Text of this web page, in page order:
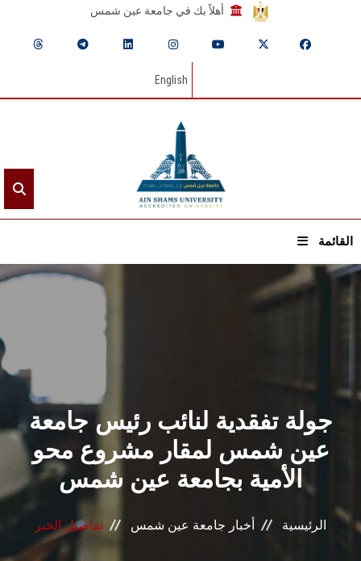
أهلاً بك في جامعة عين شمس
English
القائمة
الرئيسيـة
القطاعـات
الشئون الأكاديمية
البحث العلمي
المراكز والوحدات
جولة تفقدية لنائب رئيس جامعة
عين شمس لمقار مشروع محو
الأمية بجامعة عين شمس
الرئيسية أخبار جامعة عين شمس تفاصيل الخبر